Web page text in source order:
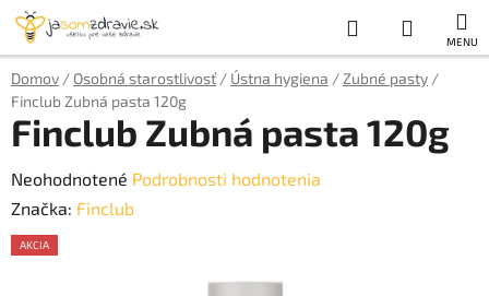
Prejsť
obsah
Hľadať
KOŠÍK
Domov / Osobná starostlivosť / Ústna hygiena / Zubné pasty /
Finclub Zubná pasta 120g
Finclub Zubná pasta 120g
Priemerné
hodnotenie
produktu
Neohodnotené Podrobnosti hodnotenia
Značka: Finclub
AKCIA